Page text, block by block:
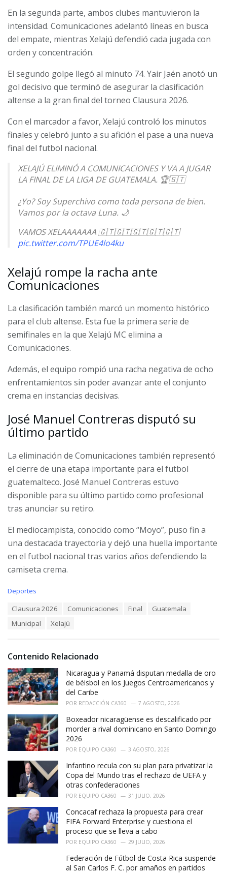
En la segunda parte, ambos clubes mantuvieron la
intensidad. Comunicaciones adelantó líneas en busca
del empate, mientras Xelajú defendió cada jugada con
orden y concentración.
El segundo golpe llegó al minuto 74. Yair Jaén anotó un
gol decisivo que terminó de asegurar la clasificación
altense a la gran final del torneo Clausura 2026.
Con el marcador a favor, Xelajú controló los minutos
finales y celebró junto a su afición el pase a una nueva
final del futbol nacional.
XELAJÚ ELIMINÓ A COMUNICACIONES Y VA A JUGAR
LA FINAL DE LA LIGA DE GUATEMALA. 🏆🇬🇹
¿Yo? Soy Superchivo como toda persona de bien.
Vamos por la octava Luna. 🌙
VAMOS XELAAAAAAA 🇬🇹🇬🇹🇬🇹🇬🇹🇬🇹
pic.twitter.com/TPUE4lo4ku
11, 2026
Xelajú rompe la racha ante
Comunicaciones
La clasificación también marcó un momento histórico
para el club altense. Esta fue la primera serie de
semifinales en la que Xelajú MC elimina a
Comunicaciones.
Además, el equipo rompió una racha negativa de ocho
enfrentamientos sin poder avanzar ante el conjunto
crema en instancias decisivas.
José Manuel Contreras disputó su
último partido
La eliminación de Comunicaciones también representó
el cierre de una etapa importante para el futbol
guatemalteco. José Manuel Contreras estuvo
disponible para su último partido como profesional
tras anunciar su retiro.
El mediocampista, conocido como “Moyo”, puso fin a
una destacada trayectoria y dejó una huella importante
en el futbol nacional tras varios años defendiendo la
camiseta crema.
C
i
s
:
Deportes
Clausura 2026 Comunicaciones Final
Guatemala
Municipal
Xelajú
Contenido Relacionado
Nicaragua y Panamá disputan medalla de oro
de béisbol en los Juegos Centroamericanos y
del Caribe
POR REDACCIÓN CA360 7 AGOSTO, 2026
Boxeador nicaragüense es descalificado por
morder a rival dominicano en Santo Domingo
2026
POR EQUIPO CA360 3 AGOSTO, 2026
Infantino recula con su plan para privatizar la
Copa del Mundo tras el rechazo de UEFA y
otras confederaciones
POR EQUIPO CA360 31 JULIO, 2026
Concacaf rechaza la propuesta para crear
FIFA Forward Enterprise y cuestiona el
proceso que se lleva a cabo
POR EQUIPO CA360 29 JULIO, 2026
Federación de Fútbol de Costa Rica suspende
al San Carlos F. C. por amaños en partidos